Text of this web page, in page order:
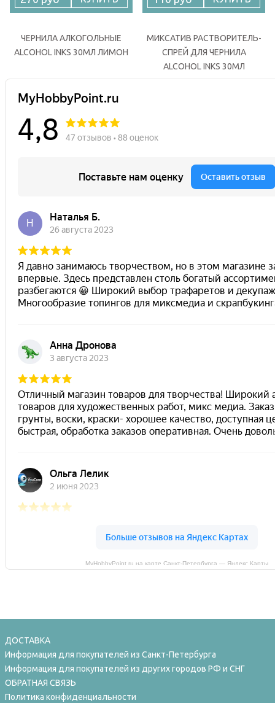
ЧЕРНИЛА АЛКОГОЛЬНЫЕ
ALCOHOL INKS 30МЛ ЛИМОН
МИКСАТИВ РАСТВОРИТЕЛЬ-
СПРЕЙ ДЛЯ ЧЕРНИЛА
ALCOHOL INKS 30МЛ
MyHobbyPoint.ru на карте Санкт‑Петербурга — Яндекс Карты
ДОСТАВКА
Информация для покупателей из Санкт-Петербурга
Информация для покупателей из других городов РФ и СНГ
ОБРАТНАЯ СВЯЗЬ
Политика конфиденциальности